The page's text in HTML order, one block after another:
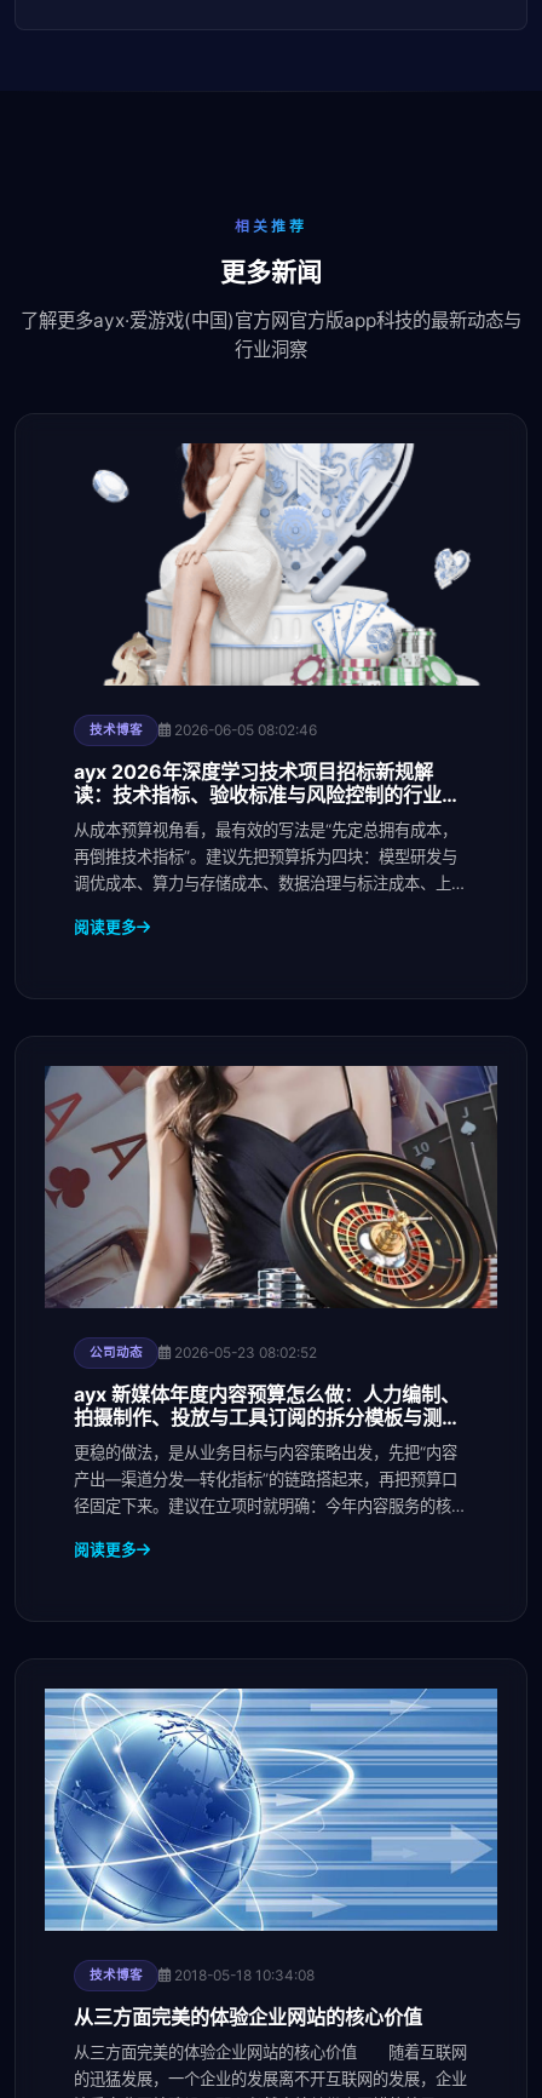
相关推荐
更多新闻
了解更多ayx·爱游戏(中国)官方网官方版app科技的最新动态与
行业洞察
技术博客 2026-06-05 08:02:46
ayx 2026年深度学习技术项目招标新规解
读：技术指标、验收标准与风险控制的行业趋
势
从成本预算视角看，最有效的写法是“先定总拥有成本，
再倒推技术指标”。建议先把预算拆为四块：模型研发与
调优成本、算力与存储成本、数据治理与标注成本、上线
阅读更多
公司动态 2026-05-23 08:02:52
ayx 新媒体年度内容预算怎么做：人力编制、
拍摄制作、投放与工具订阅的拆分模板与测算
方法
更稳的做法，是从业务目标与内容策略出发，先把“内容
产出—渠道分发—转化指标”的链路搭起来，再把预算口
径固定下来。建议在立项时就明确：今年内容服务的核心
阅读更多
技术博客 2018-05-18 10:34:08
从三方面完美的体验企业网站的核心价值
从三方面完美的体验企业网站的核心价值 随着互联网
的迅猛发展，一个企业的发展离不开互联网的发展，企业